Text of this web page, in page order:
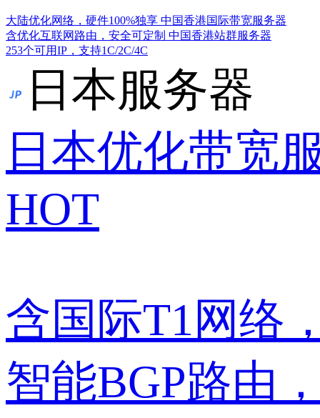
大陆优化网络，硬件100%独享 中国香港国际带宽服务器
含优化互联网路由，安全可定制 中国香港站群服务器
253个可用IP，支持1C/2C/4C
日本服务器
日本优化带宽
HOT
含国际T1网络
智能BGP路由